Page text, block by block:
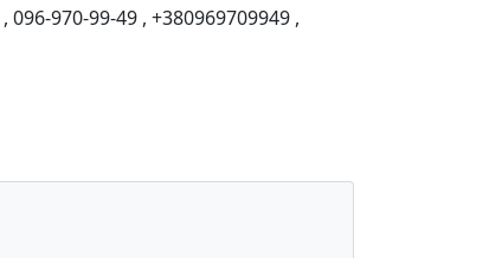
, 096-970-99-49 , +380969709949 ,